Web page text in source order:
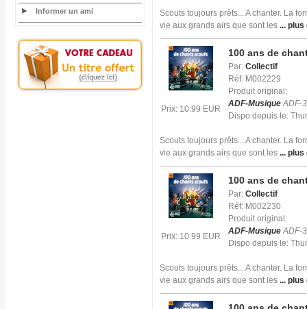
Informer un ami
Scouts toujours prêts... A chanter. La
vie aux grands airs que sont les ...
Prix: 10.99 EUR
100 ans de
Par: Collectif
Réf: M002229
Produit original:
ADF-MusiqueADF-
Dispo depuis le:
Scouts toujours prêts... A chanter. La
vie aux grands airs que sont les ...
Prix: 10.99 EUR
100 ans de
Par: Collectif
Réf: M002230
Produit original:
ADF-MusiqueADF-
Dispo depuis le:
Scouts toujours prêts... A chanter. La
vie aux grands airs que sont les ...